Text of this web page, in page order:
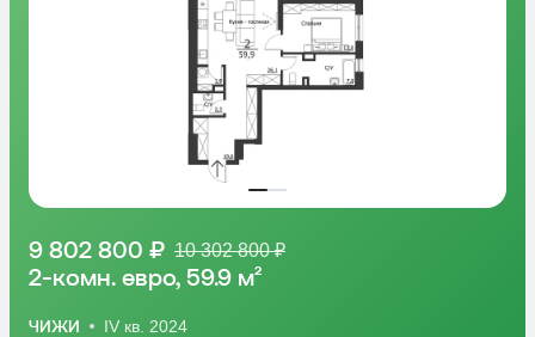
9 802 800 ₽ 10 302 800 ₽
2-комн. евро, 59.9 м²
ЧИЖИ
IV кв. 2024